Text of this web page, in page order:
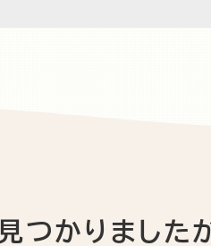
見つかりました